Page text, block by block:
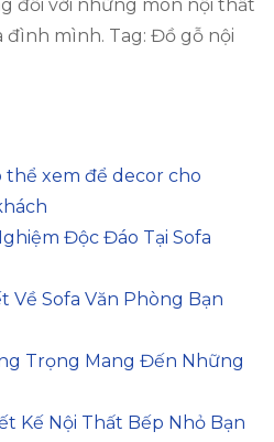
đối với những món nội thất
mình. Tag: Đồ gỗ nội
thể xem để decor cho
Độc Đáo Tại Sofa
Về Sofa Văn Phòng Bạn
Trọng Mang Đến Những
Kế Nội Thất Bếp Nhỏ Bạn